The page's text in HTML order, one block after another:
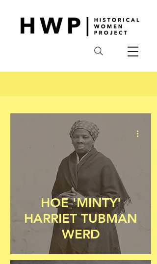
HOE 'MINTY'
HARRIET TUBMAN
WERD